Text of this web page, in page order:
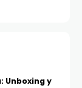
Unboxing y